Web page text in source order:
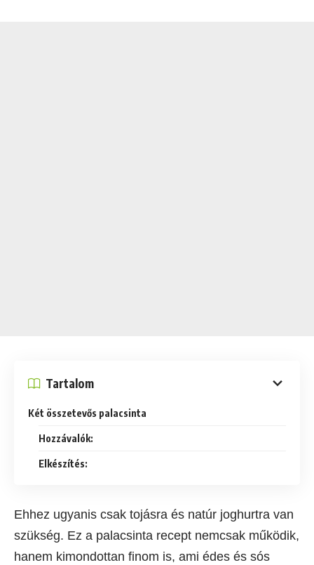
Tartalom
Két összetevős palacsinta
Hozzávalók:
Elkészítés:
Ehhez ugyanis csak tojásra és natúr joghurtra van
szükség. Ez a palacsinta recept nemcsak működik,
hanem kimondottan finom is, ami édes és sós